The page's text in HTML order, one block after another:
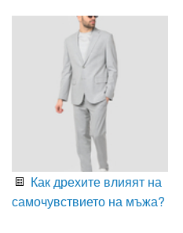
Как дрехите влияят на
самочувствието на мъжа?